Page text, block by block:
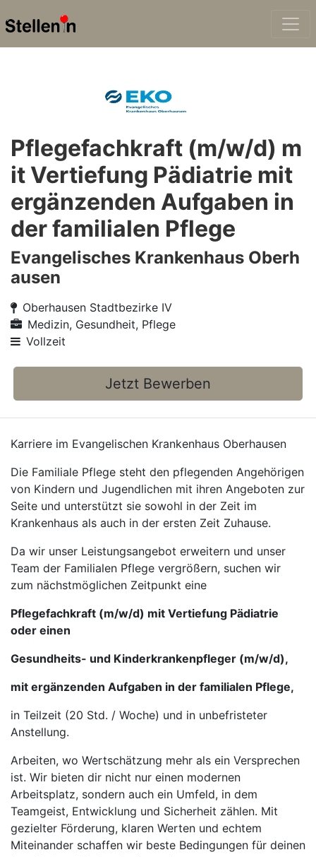
Pflegefachkraft (m/w/d) m
it Vertiefung Pädiatrie mit
ergänzenden Aufgaben in
der familialen Pflege
Evangelisches Krankenhaus Oberh
ausen
Oberhausen Stadtbezirke IV
Medizin, Gesundheit, Pflege
Vollzeit
Jetzt Bewerben
Karriere im Evangelischen Krankenhaus Oberhausen
Die Familiale Pflege steht den pflegenden Angehörigen
von Kindern und Jugendlichen mit ihren Angeboten zur
Seite und unterstützt sie sowohl in der Zeit im
Krankenhaus als auch in der ersten Zeit Zuhause.
Da wir unser Leistungsangebot erweitern und unser
Team der Familialen Pflege vergrößern, suchen wir
zum nächstmöglichen Zeitpunkt eine
Pflegefachkraft (m/w/d) mit Vertiefung Pädiatrie
oder einen
Gesundheits- und Kinderkrankenpfleger (m/w/d),
mit ergänzenden Aufgaben in der familialen Pflege,
in Teilzeit (20 Std. / Woche) und in unbefristeter
Anstellung.
Arbeiten, wo Wertschätzung mehr als ein Versprechen
ist. Wir bieten dir nicht nur einen modernen
Arbeitsplatz, sondern auch ein Umfeld, in dem
Teamgeist, Entwicklung und Sicherheit zählen. Mit
gezielter Förderung, klaren Werten und echtem
Miteinander schaffen wir beste Bedingungen für deinen